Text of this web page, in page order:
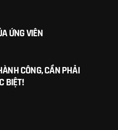
ỨNG VIÊN
CÔNG, CẦN PHẢI
BIỆT!